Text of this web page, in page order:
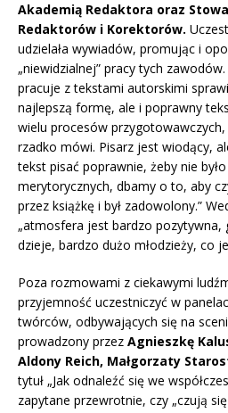
Akademią Redaktora oraz
Redaktorów i Korektorów.
udzielała wywiadów, promując i
„niewidzialnej” pracy tych
pracuje z tekstami autorskimi
najlepszą formę, ale i poprawny
wielu procesów
rzadko mówi. Pisarz jest wiodący,
tekst pisać poprawnie, żeby nie
merytorycznych, dbamy o to, aby
przez książkę i był zadowolony.”
„atmosfera jest bardzo pozytywna,
dzieje, bardzo dużo młodzieży, co
Poza rozmowami z ciekawymi
przyjemność uczestniczyć w
twórców, odbywających się na
prowadzony przez Agnieszkę
Aldony Reich, Małgorzaty
tytuł „Jak odnaleźć się we
zapytane przewrotnie, czy „czują